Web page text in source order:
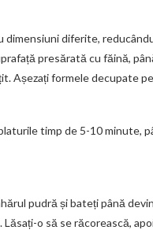
dimensiuni diferite,
presărată cu făină,
Așezați formele decupate
timp de 5-10 minute,
pudră și bateți până
o să se răcorească,